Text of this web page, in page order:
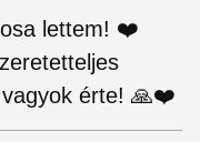
lettem! ❤️
vagyok érte! 🙏❤️